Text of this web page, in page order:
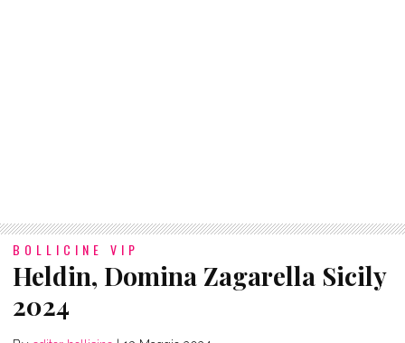
BOLLICINE VIP
Heldin, Domina Zagarella Sicily
2024